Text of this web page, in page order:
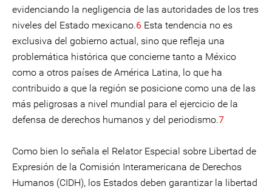
evidenciando la negligencia de las autoridades de los tres
niveles del Estado mexicano.6 Esta tendencia no es
exclusiva del gobierno actual, sino que refleja una
problemática histórica que concierne tanto a México
como a otros países de América Latina, lo que ha
contribuido a que la región se posicione como una de las
más peligrosas a nivel mundial para el ejercicio de la
defensa de derechos humanos y del periodismo.7
Como bien lo señala el Relator Especial sobre Libertad de
Expresión de la Comisión Interamericana de Derechos
Humanos (CIDH), los Estados deben garantizar la libertad